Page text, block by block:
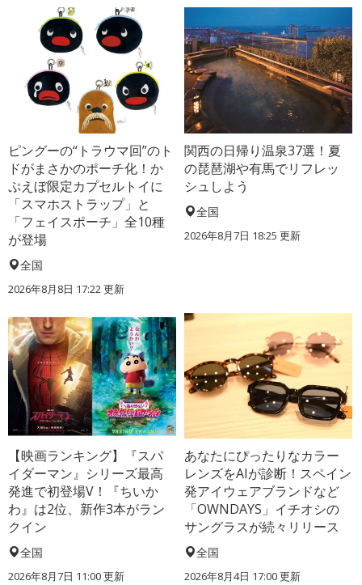
ピングーの“トラウマ回”のト
ドがまさかのポーチ化！か
ぷえぼ限定カプセルトイに
「スマホストラップ」と
「フェイスポーチ」全10種
が登場
全国
2026年8月8日 17:22更新
関西の日帰り温泉37選！夏
の琵琶湖や有馬でリフレッ
シュしよう
全国
2026年8月7日 18:25 更新
【映画ランキング】『スパ
イダーマン』シリーズ最高
発進で初登場V！『ちいか
わ』は2位、新作3本がラン
クイン
全国
2026年8月7日 11:00更新
あなたにぴったりなカラー
レンズをAIが診断！スペイン
発アイウェアブランドなど
「OWNDAYS」イチオシの
サングラスが続々リリース
全国
2026年8月4日 17:00更新